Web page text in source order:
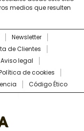
medios que resulten
Newsletter
de Clientes
Aviso legal
de cookies
Código Ético